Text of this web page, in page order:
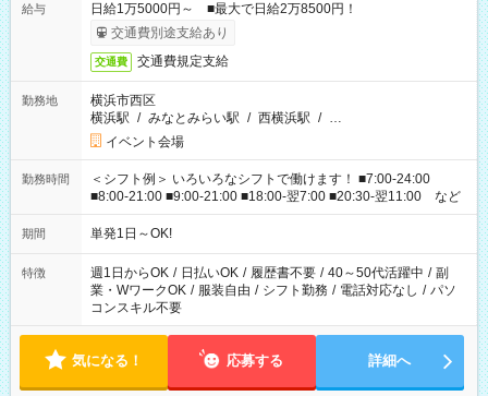
給与
日給1万5000円～ ■最大で日給2万8500円！
交通費別途支給あり
交通費 交通費規定支給
勤務地
横浜市西区
横浜駅 / みなとみらい駅 / 西横浜駅 / …
イベント会場
勤務時間
＜シフト例＞ いろいろなシフトで働けます！ ■7:00-24:00
■8:00-21:00 ■9:00-21:00 ■18:00-翌7:00 ■20:30-翌11:00 など
期間 単発1日～OK!
特徴 週1日からOK / 日払いOK / 履歴書不要 / 40～50代活躍中 / 副
業・WワークOK / 服装自由 / シフト勤務 / 電話対応なし / パソ
コンスキル不要
気になる！ 応募する 詳細へ